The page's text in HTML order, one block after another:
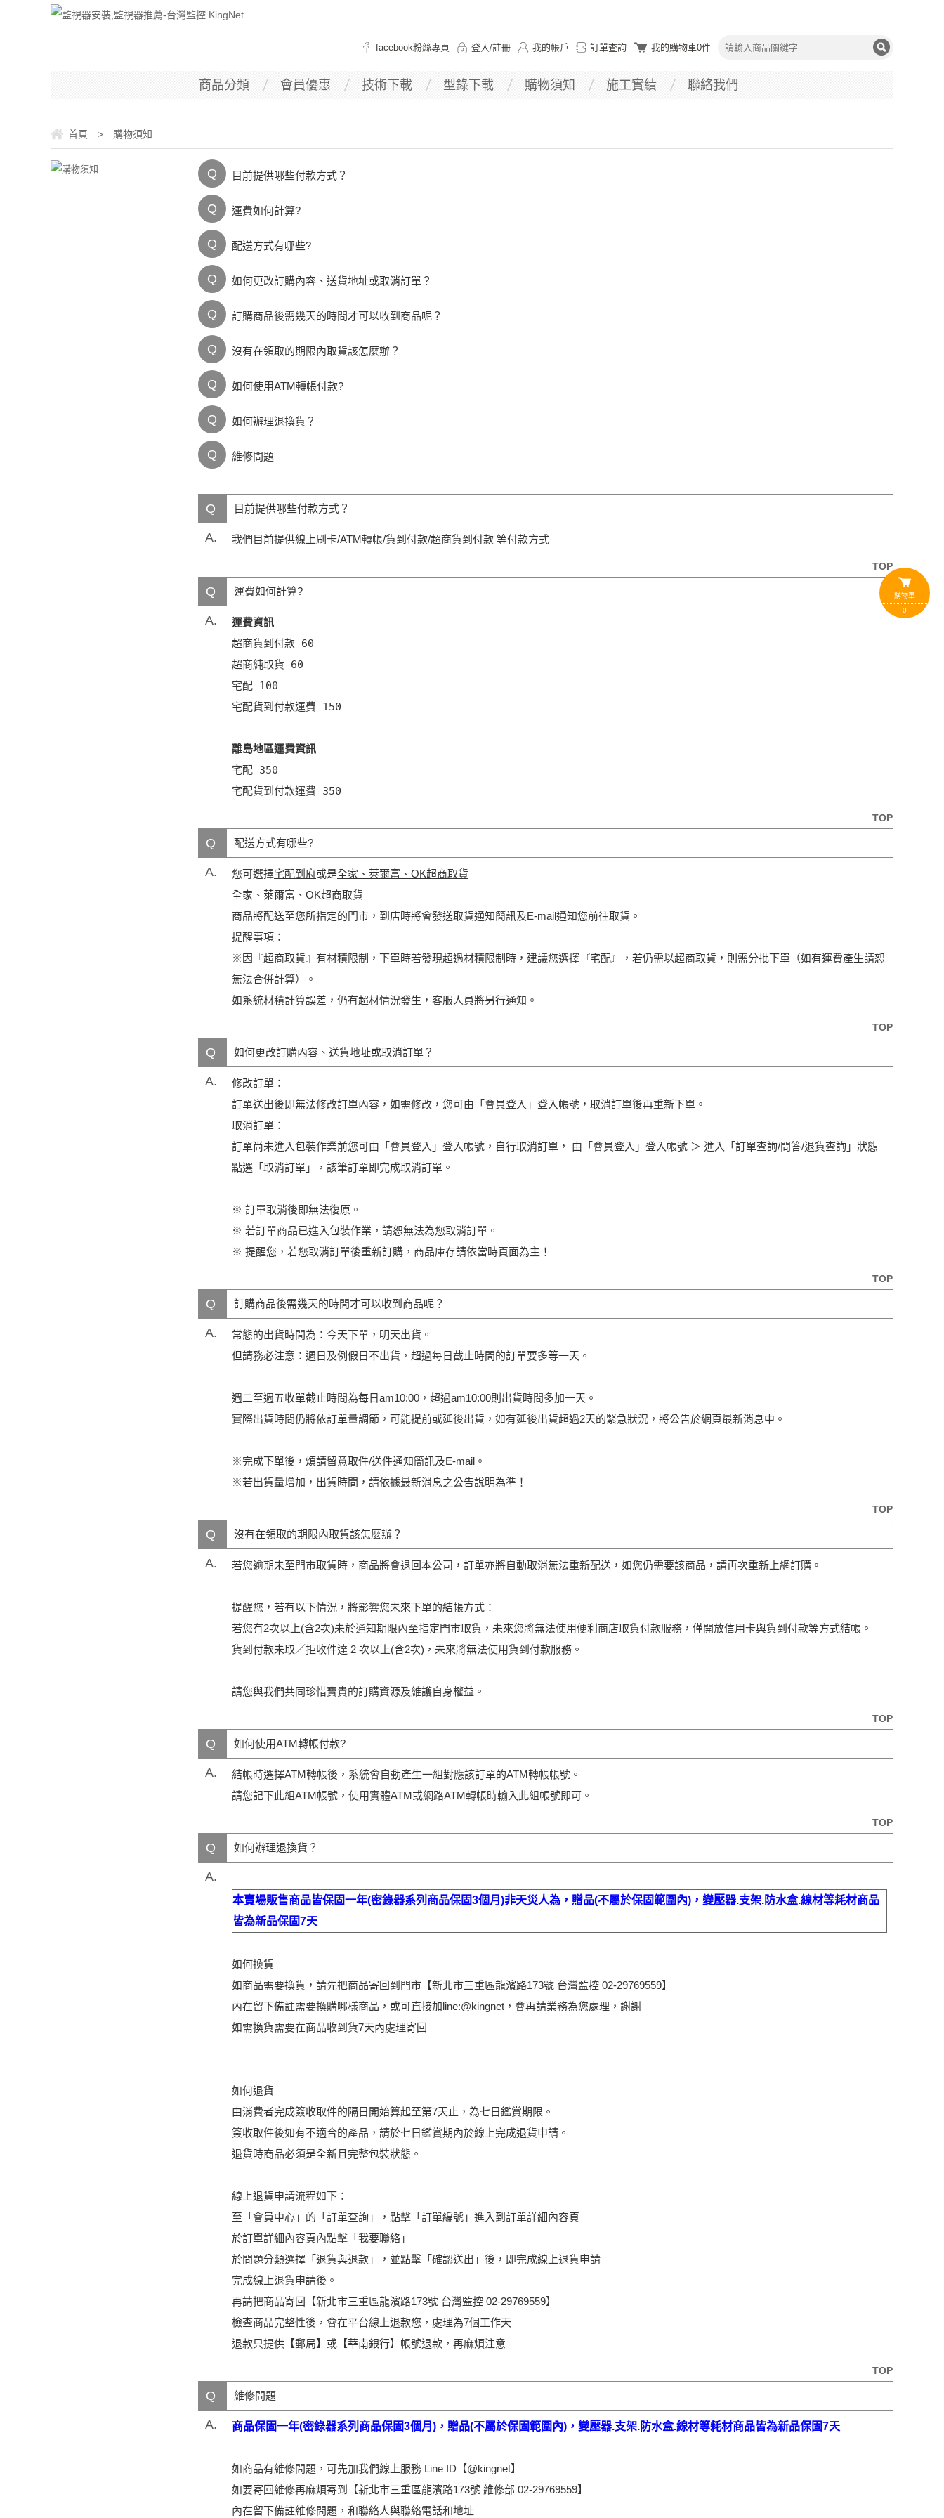
facebook粉絲專頁 登入/註冊 我的帳戶 訂單查詢 我的購物車0件
商品分類 會員優惠 技術下載 型錄下載 購物須知 施工實績 聯絡我們
購物車
0
首頁 > 購物須知
Q 目前提供哪些付款方式？
Q 運費如何計算?
Q 配送方式有哪些?
Q 如何更改訂購內容、送貨地址或取消訂單？
Q 訂購商品後需幾天的時間才可以收到商品呢？
Q 沒有在領取的期限內取貨該怎麼辦？
Q 如何使用ATM轉帳付款?
Q 如何辦理退換貨？
Q 維修問題
Q 目前提供哪些付款方式？
A. 我們目前提供線上刷卡/ATM轉帳/貨到付款/超商貨到付款 等付款方式
TOP
Q 運費如何計算?
A.
運費資訊
超商貨到付款 60
超商純取貨 60
宅配 100
宅配貨到付款運費 150
離島地區運費資訊
宅配 350
宅配貨到付款運費 350
TOP
Q 配送方式有哪些?
A. 您可選擇宅配到府或是全家、萊爾富、OK超商取貨
全家、萊爾富、OK超商取貨
商品將配送至您所指定的門市，到店時將會發送取貨通知簡訊及E-mail通知您前往取貨。
提醒事項：
※因『超商取貨』有材積限制，下單時若發現超過材積限制時，建議您選擇『宅配』，若仍需以超商取貨，則需分批下單（如有運費產生請恕
無法合併計算）。
如系統材積計算誤差，仍有超材情況發生，客服人員將另行通知。
TOP
Q 如何更改訂購內容、送貨地址或取消訂單？
A.
修改訂單：
訂單送出後即無法修改訂單內容，如需修改，您可由「會員登入」登入帳號，取消訂單後再重新下單。
取消訂單：
訂單尚未進入包裝作業前您可由「會員登入」登入帳號，自行取消訂單， 由「會員登入」登入帳號 ＞ 進入「訂單查詢/問答/退貨查詢」狀態
點選「取消訂單」，該筆訂單即完成取消訂單。
※ 訂單取消後即無法復原。
※ 若訂單商品已進入包裝作業，請恕無法為您取消訂單。
※ 提醒您，若您取消訂單後重新訂購，商品庫存請依當時頁面為主！
TOP
Q 訂購商品後需幾天的時間才可以收到商品呢？
A.
常態的出貨時間為：今天下單，明天出貨。
但請務必注意：週日及例假日不出貨，超過每日截止時間的訂單要多等一天。
週二至週五收單截止時間為每日am10:00，超過am10:00則出貨時間多加一天。
實際出貨時間仍將依訂單量調節，可能提前或延後出貨，如有延後出貨超過2天的緊急狀況，將公告於網頁最新消息中。
※完成下單後，煩請留意取件/送件通知簡訊及E-mail。
※若出貨量增加，出貨時間，請依據最新消息之公告說明為準！
TOP
Q 沒有在領取的期限內取貨該怎麼辦？
A. 若您逾期未至門市取貨時，商品將會退回本公司，訂單亦將自動取消無法重新配送，如您仍需要該商品，請再次重新上網訂購。
提醒您，若有以下情況，將影響您未來下單的結帳方式：
若您有2次以上(含2次)未於通知期限內至指定門巿取貨，未來您將無法使用便利商店取貨付款服務，僅開放信用卡與貨到付款等方式結帳。
貨到付款未取／拒收件達 2 次以上(含2次)，未來將無法使用貨到付款服務。
請您與我們共同珍惜寶貴的訂購資源及維護自身權益。
TOP
Q 如何使用ATM轉帳付款?
A.
結帳時選擇ATM轉帳後，系統會自動產生一組對應該訂單的ATM轉帳帳號。
請您記下此組ATM帳號，使用實體ATM或網路ATM轉帳時輸入此組帳號即可。
TOP
Q 如何辦理退換貨？
A.
本賣場販售商品皆保固一年(密錄器系列商品保固3個月)非天災人為，贈品(不屬於保固範圍內)，變壓器.支架.防水盒.線材等耗材商品
皆為新品保固7天
如何換貨
如商品需要換貨，請先把商品寄回到門市【新北市三重區龍濱路173號 台灣監控 02-29769559】
內在留下備註需要換購哪樣商品，或可直接加line:@kingnet，會再請業務為您處理，謝謝
如需換貨需要在商品收到貨7天內處理寄回
如何退貨
由消費者完成簽收取件的隔日開始算起至第7天止，為七日鑑賞期限。
簽收取件後如有不適合的產品，請於七日鑑賞期內於線上完成退貨申請。
退貨時商品必須是全新且完整包裝狀態。
線上退貨申請流程如下：
至「會員中心」的「訂單查詢」，點擊「訂單編號」進入到訂單詳細內容頁
於訂單詳細內容頁內點擊「我要聯絡」
於問題分類選擇「退貨與退款」，並點擊「確認送出」後，即完成線上退貨申請
完成線上退貨申請後。
再請把商品寄回【新北市三重區龍濱路173號 台灣監控 02-29769559】
檢查商品完整性後，會在平台線上退款您，處理為7個工作天
退款只提供【郵局】或【華南銀行】帳號退款，再麻煩注意
TOP
Q 維修問題
A. 商品保固一年(密錄器系列商品保固3個月)，贈品(不屬於保固範圍內)，變壓器.支架.防水盒.線材等耗材商品皆為新品保固7天
如商品有維修問題，可先加我們線上服務 Line ID【@kingnet】
如要寄回維修再麻煩寄到【新北市三重區龍濱路173號 維修部 02-29769559】
內在留下備註維修問題，和聯絡人與聯絡電話和地址